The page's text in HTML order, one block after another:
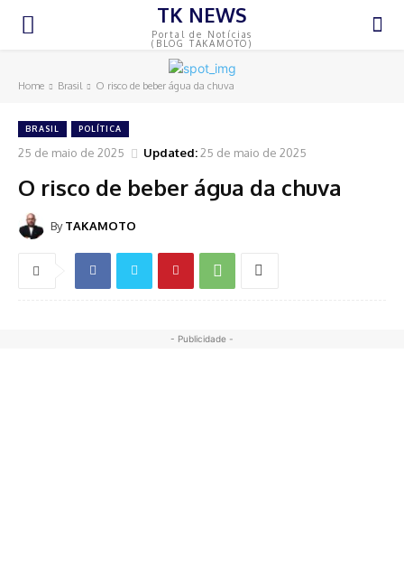
TK NEWS
Portal de Notícias
(BLOG TAKAMOTO)
Home Brasil O risco de beber água da chuva
BRASIL POLÍTICA
25 de maio de 2025 Updated:25 de maio de 2025
O risco de beber água da chuva
By TAKAMOTO
- Publicidade -